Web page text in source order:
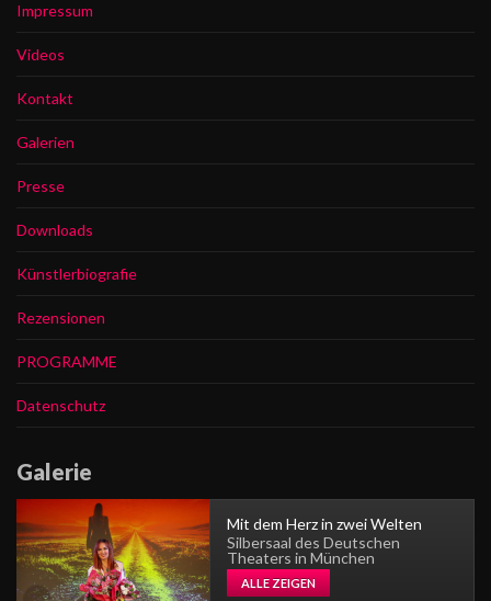
Impressum
Videos
Kontakt
Galerien
Presse
Downloads
Künstlerbiografie
Rezensionen
PROGRAMME
Datenschutz
Galerie
Mit dem Herz in zwei Welten
Silbersaal des Deutschen
Theaters in München
ALLE ZEIGEN